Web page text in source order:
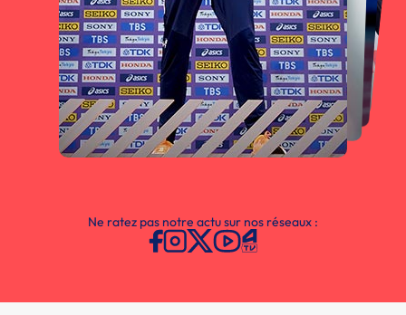
Ne ratez pas notre actu sur nos réseaux :